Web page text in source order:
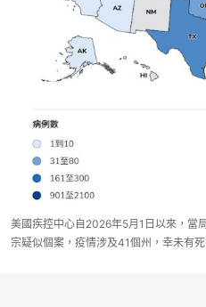
美國疾控中心自2026年5月1日以來，當
宗疑似個案，疫情涉及41個州，幸未有